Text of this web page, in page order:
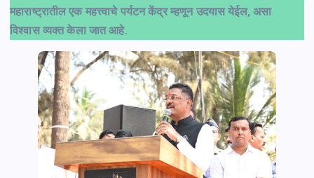
महाराष्ट्रातील एक महत्त्वाचे पर्यटन केंद्र म्हणून उदयास येईल, असा
विश्वास व्यक्त केला जात आहे.